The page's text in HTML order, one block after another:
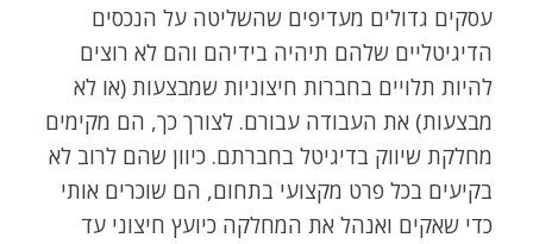
עסקים גדולים מעדיפים שהשליטה על הנכסים
הדיגיטליים שלהם תיהיה בידיהם והם לא רוצים
להיות תלויים בחברות חיצוניות שמבצעות (או לא
מבצעות) את העבודה עבורם. לצורך כך, הם מקימים
מחלקת שיווק בדיגיטל בחברתם. כיוון שהם לרוב לא
בקיעים בכל פרט מקצועי בתחום, הם שוכרים אותי
כדי שאקים ואנהל את המחלקה כיועץ חיצוני עד